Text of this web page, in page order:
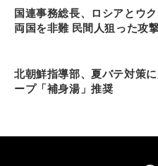
国連事務総長、ロシアとウ
両国を非難 民間人狙った攻
北朝鮮指導部、夏バテ対策
ープ「補身湯」推奨